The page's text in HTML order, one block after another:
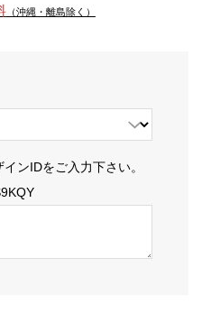
（沖縄・離島除く）
ンIDをご入力下さい。